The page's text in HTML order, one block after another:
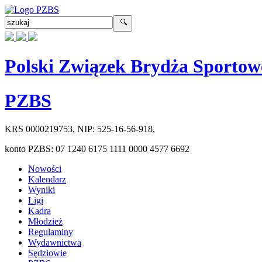
Polski Związek Brydża
PZBS
KRS 0000219753, NIP: 525-16-56-918,
konto PZBS: 07 1240 6175 1111 0000 4577 6692
Nowości
Kalendarz
Wyniki
Ligi
Kadra
Młodzież
Regulaminy
Wydawnictwa
Sędziowie